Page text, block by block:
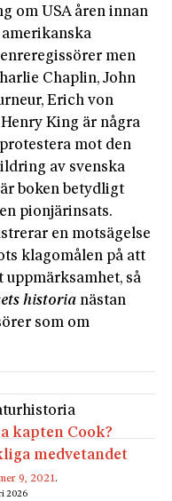
om USA åren innan
men
Chaplin, John
Erich von
King är några
mot den
av svenska
boken betydligt
pionjärinsats.
en motsägelse
klagomålen på att
så
historia nästan
som om
kapten Cook?
medvetandet
9, 2021.
2026